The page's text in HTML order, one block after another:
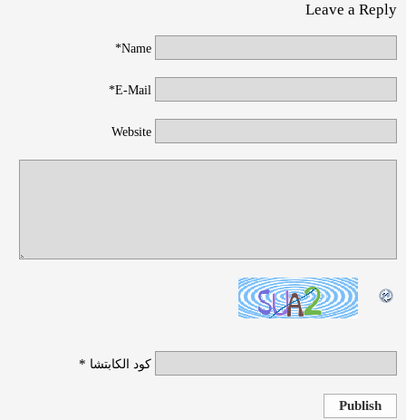
Leave a Reply
Name*
E-Mail*
Website
كود الكابتشا *
Publish